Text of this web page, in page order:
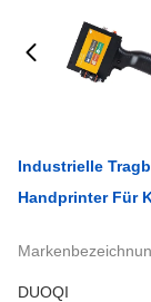
Industrielle
Handprinter Für
DUOQI